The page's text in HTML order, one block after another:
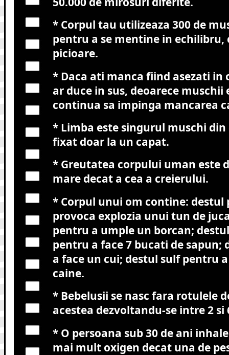
* Corpul tau utilizeaza 300 de
pentru a se mentine in echilibru,
picioare.
* Daca ati manca fiind asezati in
ar duce in sus, deoarece
continua sa impinga mancarea
* Limba este singurul muschi din
fixat doar la un capat.
* Greutatea corpului uman este
mare decat a cea a creierului.
* Corpul unui om contine: destul
provoca explozia unui tun de
pentru a umple un borcan;
pentru a face 7 bucati de sapun;
a face un cui; destul sulf pentru
caine.
* Bebelusii se nasc fara rotulele
acestea dezvoltandu-se intre 2 si
* O persoana sub 30 de ani
mai mult oxigen decat una de